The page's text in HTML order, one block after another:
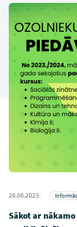
26.06.2023.
Sākot ar